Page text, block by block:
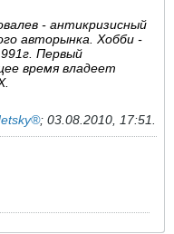
- антикризисный
авторынка. Хобби -
Первый
время владеет
; 03.08.2010, 17:51